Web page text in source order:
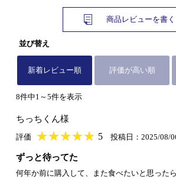
商品レビューを書く
並び替え
新着レビュー順 評価が高い順
8件中1～5件を表示
ちっちくん様
評価 ★★★★★
★★★★★ 5 投稿日：2025/08/
ずっと待ってた
何年か前に購入して、また食べたいと思った